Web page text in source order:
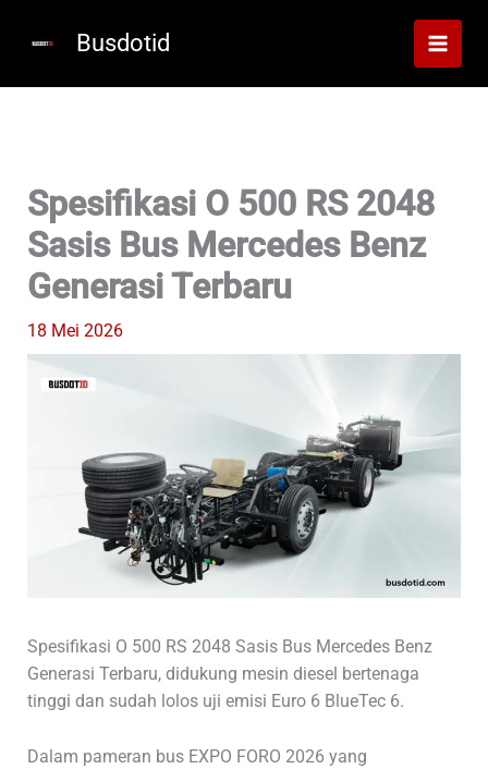
Busdotid
Spesifikasi O 500 RS 2048
Sasis Bus Mercedes Benz
Generasi Terbaru
18 Mei 2026
Spesifikasi O 500 RS 2048 Sasis Bus Mercedes Benz
Generasi Terbaru, didukung mesin diesel bertenaga
tinggi dan sudah lolos uji emisi Euro 6 BlueTec 6.
Dalam pameran bus EXPO FORO 2026 yang